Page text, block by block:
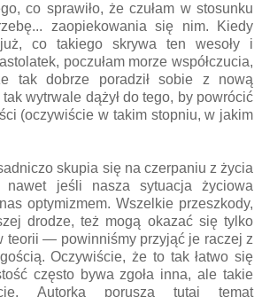
co sprawiło, że czułam w stosunku
zaopiekowania się nim. Kiedy
co takiego skrywa ten wesoły i
poczułam morze współczucia,
dobrze poradził sobie z nową
wytrwale dążył do tego, by powrócić
(oczywiście w takim stopniu, w jakim
skupia się na czerpaniu z życia
nawet jeśli nasza sytuacja życiowa
optymizmem. Wszelkie przeszkody,
drodze, też mogą okazać się tylko
teorii — powinniśmy przyjąć je raczej z
Oczywiście, że to tak łatwo się
często bywa zgoła inna, ale takie
Autorka porusza tutaj temat